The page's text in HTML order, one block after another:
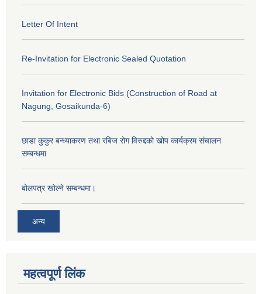
Letter Of Intent
Re-Invitation for Electronic Sealed Quotation
Invitation for Electronic Bids (Construction of Road at
Nagung, Gosaikunda-6)
छाडा कुकुर बन्ध्याकरण तथा रबिज रोग विरुद्दको खोप कार्यक्रम संचालन
सम्बन्धमा
बोलपत्र खोल्ने सम्बन्धमा।
अन्य
महत्वपूर्ण लिंक